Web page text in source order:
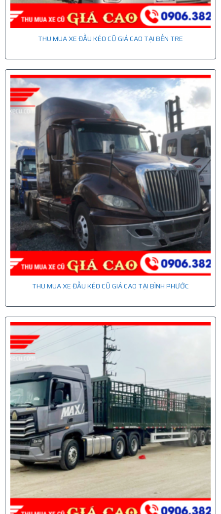
THU MUA XE ĐẦU KÉO CŨ GIÁ CAO TẠI BẾN TRE
THU MUA XE ĐẦU KÉO CŨ GIÁ CAO TẠI BÌNH PHƯỚC